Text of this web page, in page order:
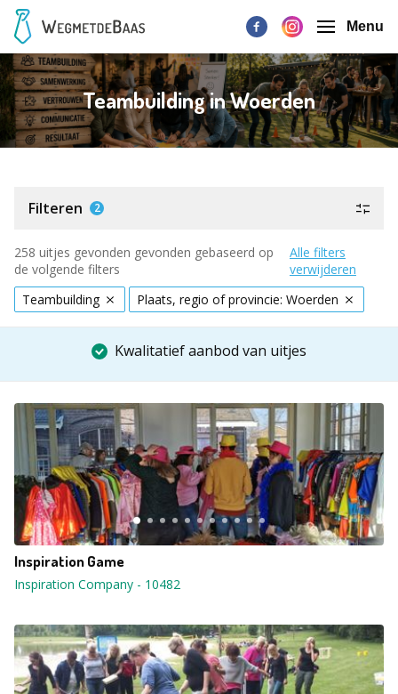
Menu
Teambuilding in Woerden
Filteren 2
258 uitjes gevonden gevonden gebaseerd op
de volgende filters
Alle filters
verwijderen
Teambuilding
Plaats, regio of provincie: Woerden
Kwalitatief aanbod van uitjes
Inspiration Game
Inspiration Company - 10482